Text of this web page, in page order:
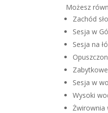
Możesz
Zachód
Sesja w
Sesja na
Sesja w
Wysoki
Żwirownia